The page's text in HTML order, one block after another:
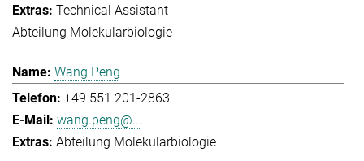
Technical Assistant
Abteilung Molekularbiologie
Wang Peng
+49 551 201-2863
wang.peng@...
Abteilung Molekularbiologie